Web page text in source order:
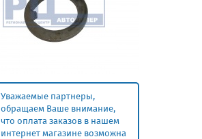
Уважаемые партнеры,
обращаем Ваше внимание,
что оплата заказов в нашем
интернет магазине возможна